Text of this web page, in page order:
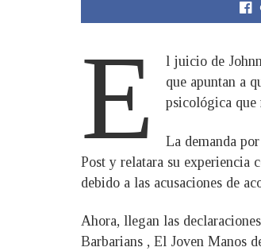
E
l juicio de
que apuntan a
psicológica que
La demanda
Post y relatara su experiencia
debido a las acusaciones de
Ahora, llegan las
Barbarians , El Joven Manos